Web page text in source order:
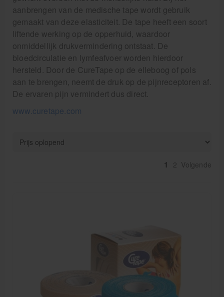
Behandelstoel elektrisch
Aanbiedingen groothandel fysiotherapie en massage
Cursussen
Krukken
aanbrengen van de medische tape wordt gebruik
gemaakt van deze elasticiteit. De tape heeft een soort
liftende werking op de opperhuid, waardoor
onmiddellijk drukvermindering ontstaat. De
bloedcirculatie en lymfeafvoer worden hierdoor
hersteld. Door de CureTape op de elleboog of pols
aan te brengen, neemt de druk op de pijnreceptoren af.
De ervaren pijn vermindert dus direct.
www.curetape.com
1 2 Volgende